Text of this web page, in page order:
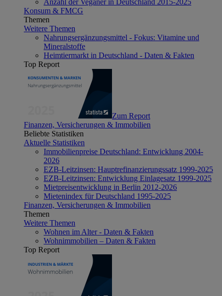
Konsum & FMCG
Themen
Weitere Themen
Nahrungsergänzungsmittel - Fokus: Vitamine und
Mineralstoffe
Heimtiermarkt in Deutschland - Daten & Fakten
Top Report
Zum Report
Finanzen, Versicherungen & Immobilien
Beliebte Statistiken
Aktuelle Statistiken
Immobilienpreise Deutschland: Entwicklung 2004-
2026
EZB-Leitzinsen: Hauptrefinanzierungssatz 1999-2025
EZB-Leitzinsen: Entwicklung Einlagesatz 1999-2025
Mietpreisentwicklung in Berlin 2012-2026
Mietenindex für Deutschland 1995-2025
Finanzen, Versicherungen & Immobilien
Themen
Weitere Themen
Wohnen im Alter - Daten & Fakten
Wohnimmobilien – Daten & Fakten
Top Report